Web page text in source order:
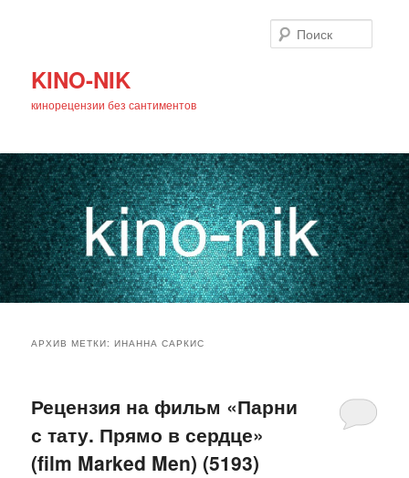
KINO-NIK
кинорецензии без сантиментов
основному
содержимому
дополнительному
содержимому
АРХИВ МЕТКИ:ИНАННА САРКИС
Рецензия на фильм «Парни
с тату. Прямо в сердце»
(film Marked Men) (5193)